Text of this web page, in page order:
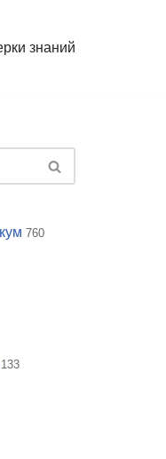
знаний
760
133